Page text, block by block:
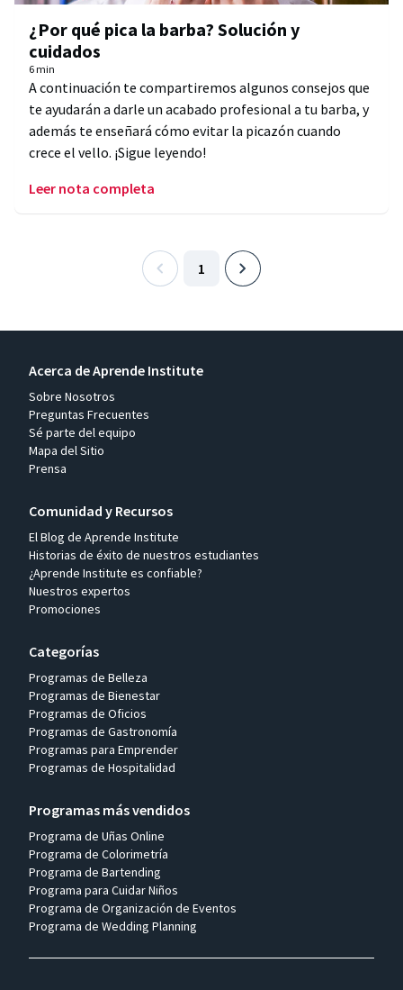
¿Por qué pica la barba? Solución y
cuidados
6 min
A continuación te compartiremos algunos consejos que
te ayudarán a darle un acabado profesional a tu barba, y
además te enseñará cómo evitar la picazón cuando
crece el vello. ¡Sigue leyendo!
Leer nota completa
1
Acerca de Aprende Institute
Sobre Nosotros
Preguntas Frecuentes
Sé parte del equipo
Mapa del Sitio
Prensa
Comunidad y Recursos
El Blog de Aprende Institute
Historias de éxito de nuestros estudiantes
¿Aprende Institute es confiable?
Nuestros expertos
Promociones
Categorías
Programas de Belleza
Programas de Bienestar
Programas de Oficios
Programas de Gastronomía
Programas para Emprender
Programas de Hospitalidad
Programas más vendidos
Programa de Uñas Online
Programa de Colorimetría
Programa de Bartending
Programa para Cuidar Niños
Programa de Organización de Eventos
Programa de Wedding Planning